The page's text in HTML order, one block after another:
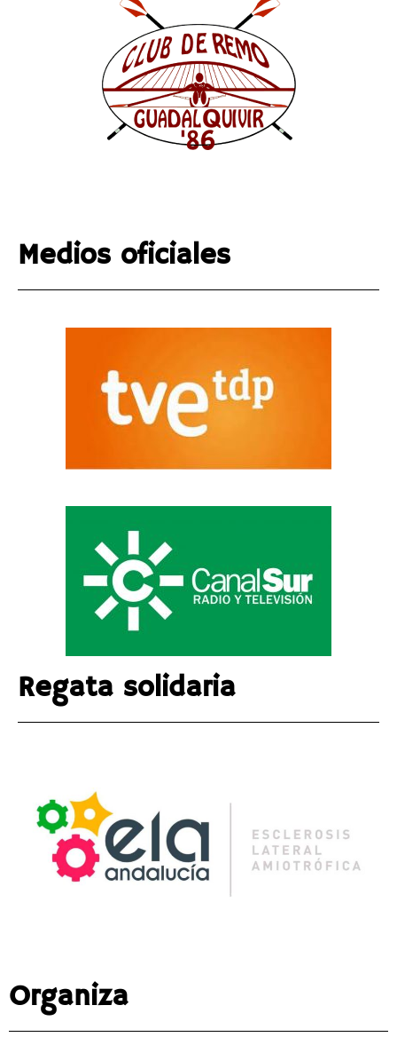
Medios oficiales
Regata solidaria
Organiza